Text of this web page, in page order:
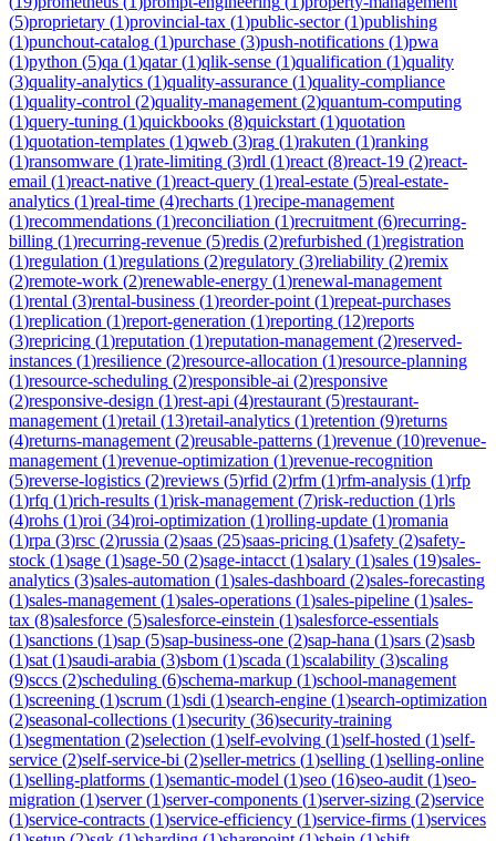
(5)proprietary (1)provincial-tax (1)public-sector(1)publishing
(1)punchout-catalog (1)purchase (3)push-notifications (1)pwa
(1)python (5)qa (1)qatar(1)qlik-sense (1)qualification (1)quality
(3)quality-analytics (1)quality-assurance (1)quality-compliance
(1)quality-control (2)quality-management (2)quantum-computing
(1)query-tuning (1)quickbooks (8)quickstart (1)quotation
(1)quotation-templates (1)qweb (3)rag (1)rakuten (1)ranking
(1)ransomware (1)rate-limiting (3)rdl (1)react (8)react-19 (2)react-
email (1)react-native (1)react-query (1)real-estate (5)real-estate-
analytics (1)real-time (4)recharts (1)recipe-management
(1)recommendations (1)reconciliation (1)recruitment (6)recurring-
billing (1)recurring-revenue (5)redis (2)refurbished (1)registration
(1)regulation (1)regulations (2)regulatory (3)reliability (2)remix
(2)remote-work (2)renewable-energy (1)renewal-management
(1)rental (3)rental-business (1)reorder-point (1)repeat-purchases
(1)replication (1)report-generation (1)reporting (12)reports
(3)repricing (1)reputation (1)reputation-management (2)reserved-
instances (1)resilience (2)resource-allocation (1)resource-planning
(1)resource-scheduling (2)responsible-ai (2)responsive
(2)responsive-design (1)rest-api (4)restaurant (5)restaurant-
management (1)retail (13)retail-analytics (1)retention (9)returns
(4)returns-management (2)reusable-patterns (1)revenue (10)revenue-
management (1)revenue-optimization (1)revenue-recognition
(5)reverse-logistics (2)reviews (5)rfid (2)rfm (1)rfm-analysis (1)rfp
(1)rfq (1)rich-results (1)risk-management (7)risk-reduction (1)rls
(4)rohs (1)roi (34)roi-optimization (1)rolling-update (1)romania
(1)rpa (3)rsc (2)russia (2)saas (25)saas-pricing (1)safety (2)safety-
stock (1)sage (1)sage-50 (2)sage-intacct (1)salary (1)sales (19)sales-
analytics (3)sales-automation (1)sales-dashboard (2)sales-forecasting
(1)sales-management (1)sales-operations (1)sales-pipeline (1)sales-
tax (8)salesforce (5)salesforce-einstein (1)salesforce-essentials
(1)sanctions (1)sap (5)sap-business-one (2)sap-hana (1)sars (2)sasb
(1)sat (1)saudi-arabia (3)sbom (1)scada (1)scalability (3)scaling
(9)sccs (2)scheduling (6)schema-markup (1)school-management
(1)screening (1)scrum (1)sdi (1)search-engine (1)search-optimization
(2)seasonal-collections (1)security (36)security-training
(1)segmentation (2)selection (1)self-evolving (1)self-hosted (1)self-
service (2)self-service-bi (2)seller-metrics (1)selling (1)selling-online
(1)selling-platforms (1)semantic-model (1)seo (16)seo-audit (1)seo-
migration (1)server(1)server-components (1)server-sizing (2)service
(1)service-contracts (1)service-efficiency (1)service-firms (1)services